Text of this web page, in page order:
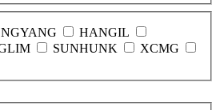
HANGIL
SUNHUNK
XCMG